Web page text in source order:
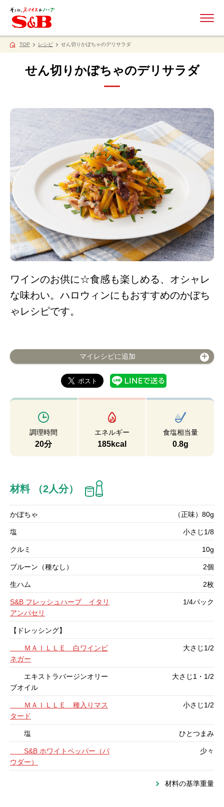
TOP レシピ せん切りかぼちゃのデリサラダ
せん切りかぼちゃのデリサラダ
ワインのお供に☆食感も楽しめる、オシャレ
な味わい。ハロウィンにもおすすめのかぼち
ゃレシピです。
マイレシピに追加
調理時間
20分
エネルギー
185kcal
食塩相当量
0.8g
材料 （2人分）
かぼちゃ （正味）80g
塩 小さじ1/8
クルミ 10g
プルーン（種なし） 2個
生ハム 2枚
S&B フレッシュハーブ イタリ
アンパセリ
1/4パック
【ドレッシング】
ＭＡＩＬＬＥ 白ワインビ
ネガー
大さじ1/2
エキストラバージンオリー
ブオイル
大さじ1・1/2
ＭＡＩＬＬＥ 種入りマス
タード
小さじ1/2
塩 ひとつまみ
S&B ホワイトペッパー（パ
ウダー）
少々
材料の基準重量